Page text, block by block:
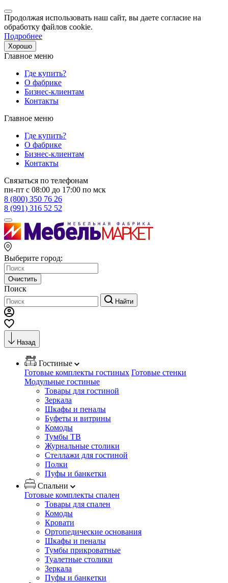
Продолжая использовать наш сайт, вы даете согласие на
обработку файлов cookie.
Подробнее
Хорошо
Главное меню
Где купить?
О фабрике
Бизнес-клиентам
Контакты
Главное меню
Где купить?
О фабрике
Бизнес-клиентам
Контакты
Связаться по телефонам
пн-пт с 08:00 до 17:00 по мск
8 (800) 350 76 26
8 (991) 316 52 52
Выберите город:
Очистить
Поиск
Найти
Назад
Гостиные
Готовые комплекты гостиных Готовые стенки
Модульные гостиные
Товары для гостиной
Зеркала
Шкафы и пеналы
Буфеты и витрины
Комоды
Тумбы ТВ
Журнальные столики
Стеллажи для гостиной
Полки
Пуфы и банкетки
Спальни
Готовые комплекты спален
Товары для спален
Комоды
Кровати
Ортопедические основания
Шкафы и пеналы
Тумбы прикроватные
Туалетные столики
Зеркала
Пуфы и банкетки